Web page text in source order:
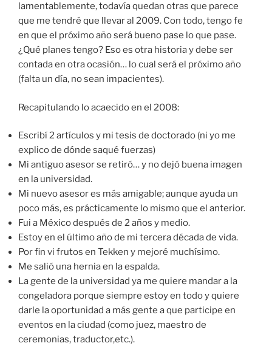
lamentablemente, todavía quedan otras que parece
que me tendré que llevar al 2009. Con todo, tengo fe
en que el próximo año será bueno pase lo que pase.
¿Qué planes tengo? Eso es otra historia y debe ser
contada en otra ocasión… lo cual será el próximo año
(falta un día, no sean impacientes).
Recapitulando lo acaecido en el 2008:
Escribí 2 artículos y mi tesis de doctorado (ni yo me
explico de dónde saqué fuerzas)
Mi antiguo asesor se retiró… y no dejó buena imagen
en la universidad.
Mi nuevo asesor es más amigable; aunque ayuda un
poco más, es prácticamente lo mismo que el anterior.
Fui a México después de 2 años y medio.
Estoy en el último año de mi tercera década de vida.
Por fin vi frutos en Tekken y mejoré muchísimo.
Me salió una hernia en la espalda.
La gente de la universidad ya me quiere mandar a la
congeladora porque siempre estoy en todo y quiere
darle la oportunidad a más gente a que participe en
eventos en la ciudad (como juez, maestro de
ceremonias, traductor,etc.).